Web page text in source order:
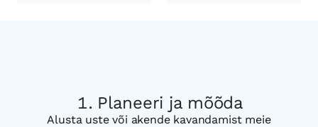
Planeeri ja mõõda
Alusta uste või akende kavandamist meie